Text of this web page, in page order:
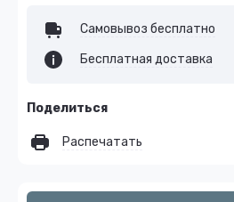
Самовывоз бесплатно
Бесплатная доставка
Поделиться
Распечатать